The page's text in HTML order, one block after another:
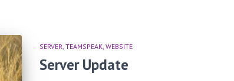
SERVER TEAMSPEAK WEBSITE
Server Update